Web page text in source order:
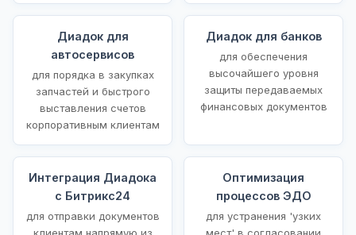
Диадок для
автосервисов
для порядка в закупках
запчастей и быстрого
выставления счетов
корпоративным клиентам
Диадок для банков
для обеспечения
высочайшего уровня
защиты передаваемых
финансовых документов
Интеграция Диадока
с Битрикс24
для отправки документов
Оптимизация
процессов ЭДО
для устранения 'узких